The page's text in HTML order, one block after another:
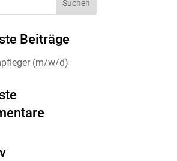
Beiträge
(m/w/d)